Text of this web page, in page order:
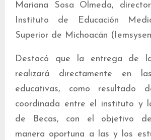
Mariana Sosa Olmeda,
Instituto de Educación
Superior de Michoacán
Destacó que la entrega de
realizará directamente en
educativas, como resultado
coordinada entre el instituto y
de Becas, con el objetivo
manera oportuna a las y los